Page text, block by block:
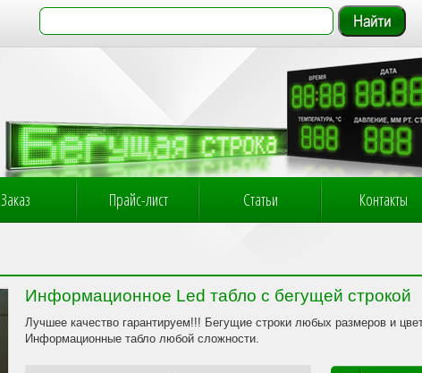
Заказ Прайс-лист Статьи Контакты
Информационное Led табло с бегущей строкой
Лучшее качество гарантируем!!! Бегущие строки любых размеров и
Информационные табло любой сложности.